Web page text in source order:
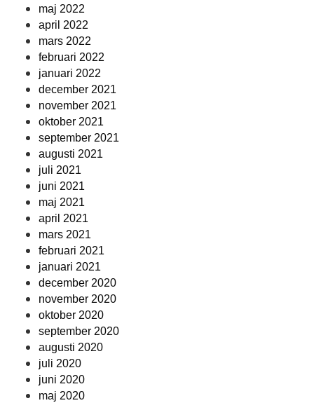
maj 2022
april 2022
mars 2022
februari 2022
januari 2022
december 2021
november 2021
oktober 2021
september 2021
augusti 2021
juli 2021
juni 2021
maj 2021
april 2021
mars 2021
februari 2021
januari 2021
december 2020
november 2020
oktober 2020
september 2020
augusti 2020
juli 2020
juni 2020
maj 2020